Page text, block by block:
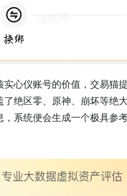
心仪账号的价值，交易猫
绝区零、原神、崩坏等绝
系统便会生成一个极具参